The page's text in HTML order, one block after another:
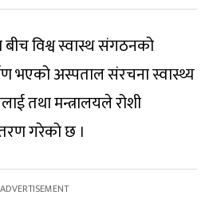
विश्व स्वास्थ संगठनको
भएको अस्पताल संरचना स्वास्थ्य
तथा मन्त्रालयले रोशी
गरेको छ ।